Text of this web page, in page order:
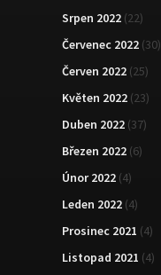
Srpen 2022 (22)
Červenec 2022 (30)
Červen 2022 (25)
Květen 2022 (23)
Duben 2022 (37)
Březen 2022 (6)
Únor 2022 (4)
Leden 2022 (4)
Prosinec 2021 (4)
Listopad 2021 (4)